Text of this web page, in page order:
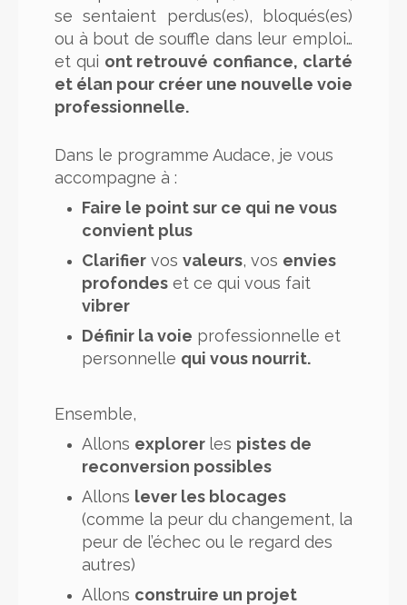
se sentaient perdus(es), bloqués(es)
ou à bout de souffle dans leur emploi…
et qui ont retrouvé confiance, clarté
et élan pour créer une nouvelle voie
professionnelle.
Dans le programme Audace, je vous
accompagne à :
Faire le point sur ce qui ne vous
convient plus
Clarifier vos valeurs, vos envies
profondes et ce qui vous fait
vibrer
Définir la voie professionnelle et
personnelle qui vous nourrit.
Ensemble,
Allons explorer les pistes de
reconversion possibles
Allons lever les blocages
(comme la peur du changement, la
peur de l’échec ou le regard des
autres)
Allons construire un projet